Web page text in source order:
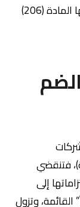
نصت المادة (205) على تعريف الاندماج، تلتها المادة (206)
فتنقضي
إلى
وتزول